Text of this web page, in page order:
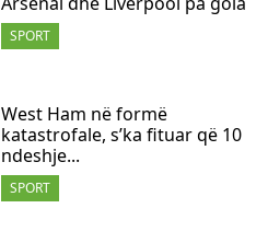
SPORT
SPORT
West Ham në formë
katastrofale, s’ka fituar që 10
ndeshje...